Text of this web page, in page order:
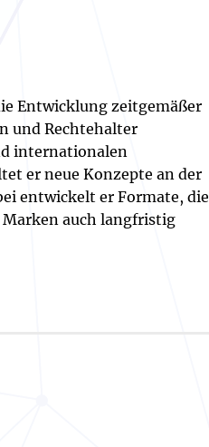
Entwicklung zeitgemäßer
und Rechtehalter
internationalen
er neue Konzepte an der
entwickelt er Formate, die
auch langfristig